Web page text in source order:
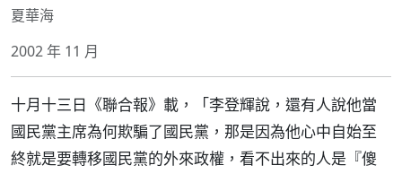
夏華海
2002 年 11 月
十月十三日《聯合報》載，「李登輝說，還有人說他當
國民黨主席為何欺騙了國民黨，那是因為他心中自始至
終就是要轉移國民黨的外來政權，看不出來的人是『傻